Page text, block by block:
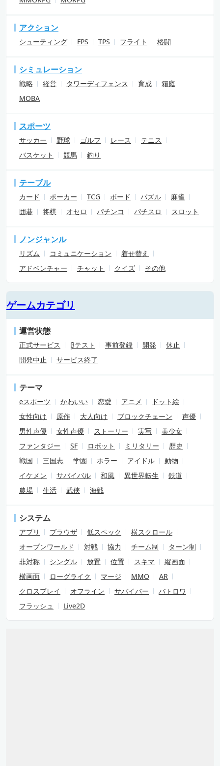
アクション
シューティング FPS TPS フライト 格闘
シミュレーション
戦略 経営 タワーディフェンス 育成
箱庭
MOBA
スポーツ
サッカー 野球 ゴルフ レース
テニス
バスケット
競馬 釣り
テーブル
カード ポーカー TCG ボード パズル
麻雀
囲碁
将棋 オセロ パチンコ パチスロ スロット
ノンジャンル
リズム コミュニケーション
着せ替え
アドベンチャー
チャット クイズ その他
ゲームカテゴリ
運営状態
正式サービス βテスト 事前登録 開発
休止
開発中止
サービス終了
テーマ
eスポーツ かわいい 恋愛 アニメ
ドット絵
女性向け
原作 大人向け ブロックチェーン
声優
男性声優
女性声優 ストーリー 実写
美少女
ファンタジー
SF ロボット ミリタリー
歴史
戦国
三国志 学園 ホラー アイドル
動物
イケメン
サバイバル 和風 異世界転生
鉄道
農場
生活 武侠 海戦
システム
アプリ ブラウザ 低スペック
横スクロール
オープンワールド
対戦 協力 チーム制
ターン制
非対称
シングル 放置 位置 スキマ
縦画面
横画面
ローグライク マージ MMO
AR
クロスプレイ
オフライン サバイバー
バトロワ
フラッシュ
Live2D